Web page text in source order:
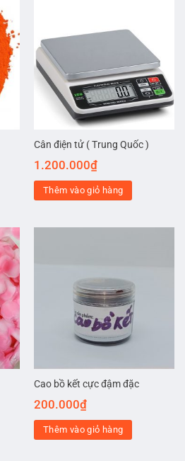
Cân điện tử ( Trung Quốc )
1.200.000₫
Thêm vào giỏ hàng
Cao bồ kết cực đậm đặc
200.000₫
Thêm vào giỏ hàng